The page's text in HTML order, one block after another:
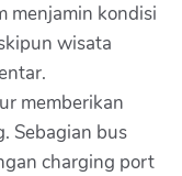
menjamin kondisi
wisata
memberikan
Sebagian bus
charging port